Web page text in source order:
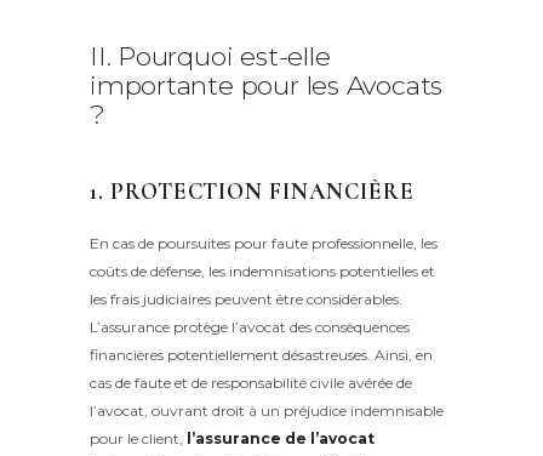
II. Pourquoi est-elle
importante pour les Avocats
?
1. PROTECTION FINANCIÈRE
En cas de poursuites pour faute professionnelle, les
coûts de défense, les indemnisations potentielles et
les frais judiciaires peuvent être considérables.
L’assurance protège l’avocat des conséquences
financières potentiellement désastreuses. Ainsi, en
cas de faute et de responsabilité civile avérée de
l’avocat, ouvrant droit à un préjudice indemnisable
pour le client, l’assurance de l’avocat